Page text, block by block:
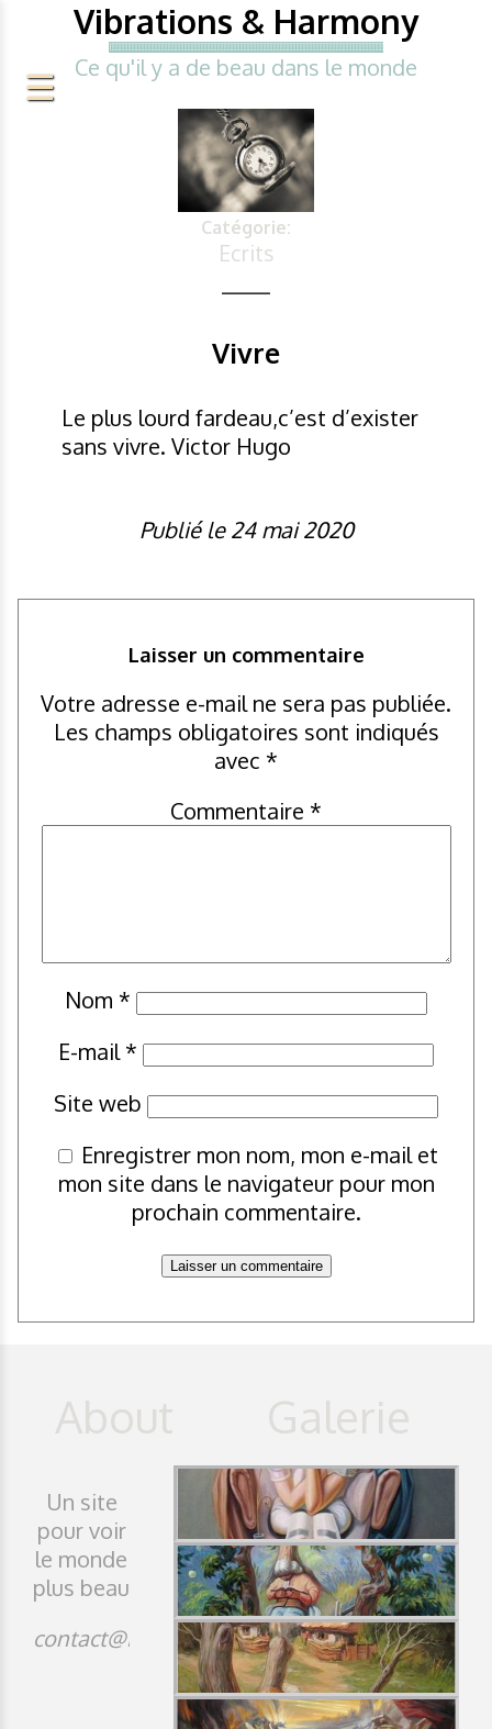
Vibrations & Harmony
Ce qu'il y a de beau dans le monde
Catégorie:
Ecrits
Vivre
Le plus lourd fardeau,c’est d’exister
sans vivre. Victor Hugo
Publié le 24 mai 2020
Laisser un commentaire
Votre adresse e-mail ne sera pas publiée.
Les champs obligatoires sont indiqués
avec *
Commentaire *
Nom *
E-mail*
Site web
Enregistrer mon nom, mon e-mail et
mon site dans le navigateur pour mon
prochain commentaire.
Un site
pour voir
le monde
plus beau
contact@idji.org